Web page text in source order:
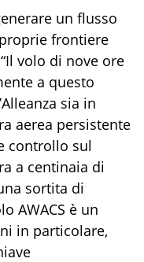
un flusso
frontiere
volo di nove ore
a questo
sia in
aerea persistente
controllo sul
a centinaia di
sortita di
AWACS è un
in particolare,